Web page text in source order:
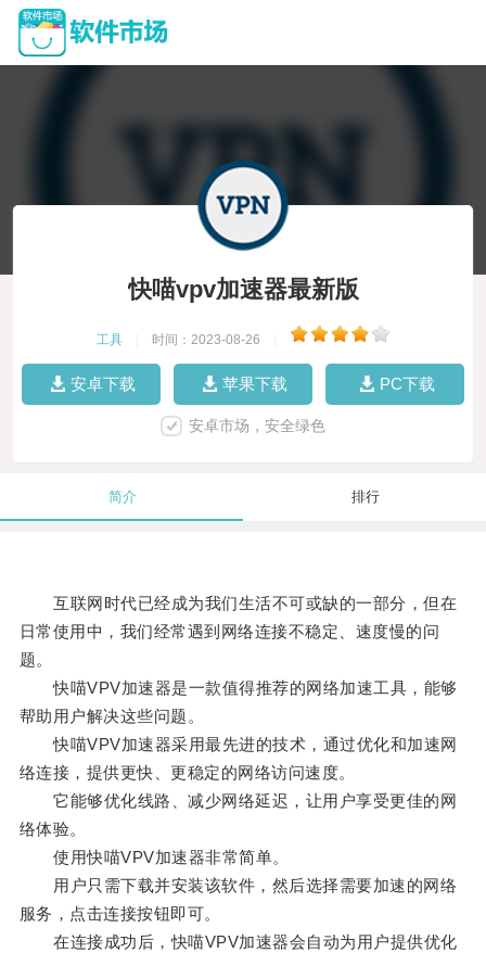
快喵vpv加速器最新版
工具 时间：2023-08-26
安卓下载 苹果下载 PC下载
安卓市场，安全绿色
简介 排行
互联网时代已经成为我们生活不可或缺的一部分，但在
日常使用中，我们经常遇到网络连接不稳定、速度慢的问
题。
快喵VPV加速器是一款值得推荐的网络加速工具，能够
帮助用户解决这些问题。
快喵VPV加速器采用最先进的技术，通过优化和加速网
络连接，提供更快、更稳定的网络访问速度。
它能够优化线路、减少网络延迟，让用户享受更佳的网
络体验。
使用快喵VPV加速器非常简单。
用户只需下载并安装该软件，然后选择需要加速的网络
服务，点击连接按钮即可。
在连接成功后，快喵VPV加速器会自动为用户提供优化